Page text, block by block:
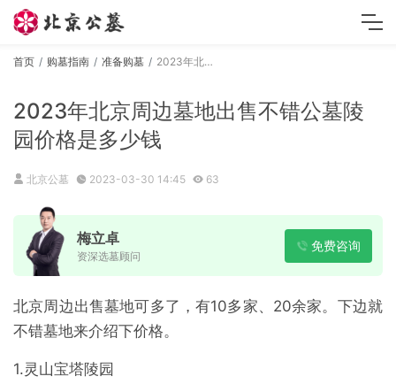
首页 购墓指南 准备购墓 2023年北京周边墓地出售不错公墓陵园价格是多少钱
2023年北京周边墓地出售不错公墓陵
园价格是多少钱
北京公墓 2023-03-30 14:45 63
梅立卓
资深选墓顾问
免费咨询
北京周边出售墓地可多了，有10多家、20余家。下边就
不错墓地来介绍下价格。
1.灵山宝塔陵园